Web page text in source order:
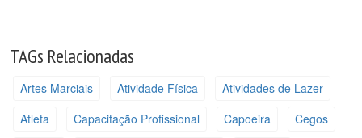
TAGs Relacionadas
Artes Marciais Atividade Física
Atividades de Lazer
Atleta
Capacitação Profissional Capoeira
Cegos